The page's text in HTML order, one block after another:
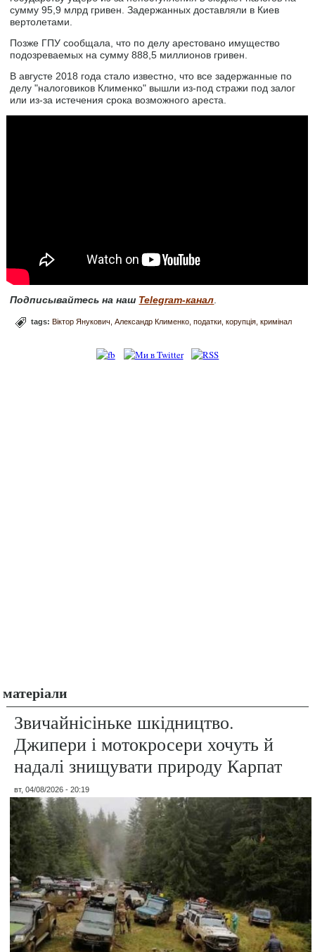
сумму 95,9 млрд гривен. Задержанных доставляли в Киев
вертолетами.
Позже ГПУ сообщала, что по делу арестовано имущество
подозреваемых на сумму 888,5 миллионов гривен.
В августе 2018 года стало известно, что все задержанные по
делу "налоговиков Клименко" вышли из-под стражи под залог
или из-за истечения срока возможного ареста.
Подписывайтесь на наш Telegram-канал
tags:Віктор Янукович Александр Клименко податки корупція кримінал
матеріали
Звичайнісіньке шкідництво.
Джипери і мотокросери хочуть й
надалі знищувати природу Карпат
вт, 04/08/2026 - 20:19